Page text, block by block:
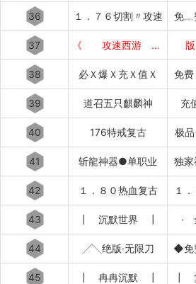
36 １．７６切割〃攻速 免﹏
37 《 攻速西游 》
38 必Ｘ爆Ｘ充Ｘ值Ｘ 免费
39 道召五只麒麟神 充
40 176特戒复古 极
41 斩龍神器●单职业 独
42 １．８０热血复古 １
43 ┃ 沉默世界 ┃ ·
44 ╱╲绝版·无限刀 ◆免
45 ┃ 冉冉沉默 ┃ ┃